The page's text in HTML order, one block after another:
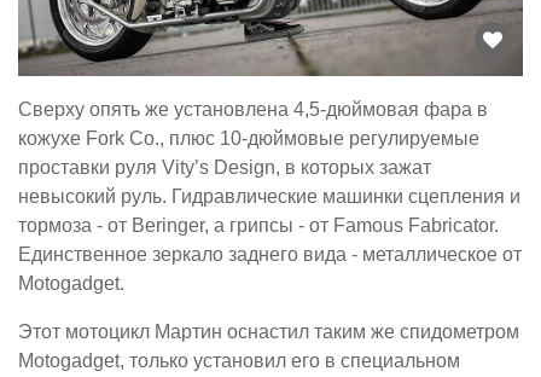
Сверху опять же установлена 4,5-дюймовая фара в
кожухе Fork Co., плюс 10-дюймовые регулируемые
проставки руля Vity’s Design, в которых зажат
невысокий руль. Гидравлические машинки сцепления и
тормоза - от Beringer, а грипсы - от Famous Fabricator.
Единственное зеркало заднего вида - металлическое от
Motogadget.
Этот мотоцикл Мартин оснастил таким же спидометром
Motogadget, только установил его в специальном